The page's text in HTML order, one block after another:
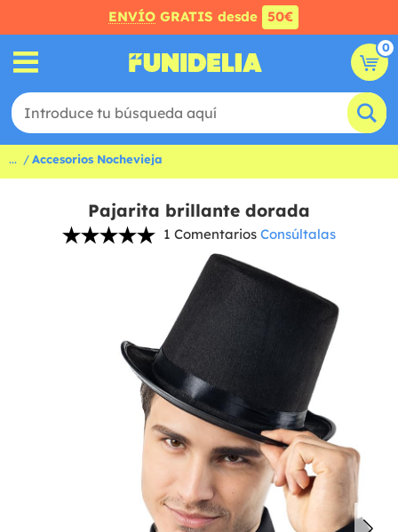
ENVÍO GRATIS desde 50€
0
... Accesorios Nochevieja
Pajarita brillante dorada
1 Comentarios Consúltalas